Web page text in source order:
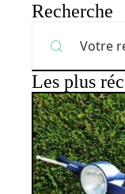
Recherche
Les plus